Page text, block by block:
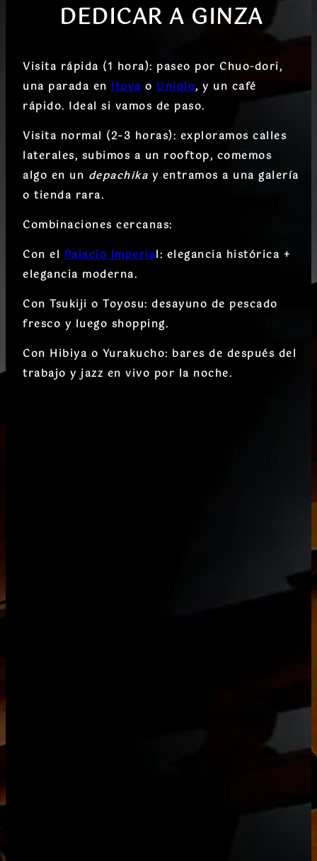
DEDICAR A GINZA
Visita rápida (1 hora): paseo por Chuo-dori,
una parada en Itoyao Uniqlo, y un café
rápido. Ideal si vamos de paso.
Visita normal (2–3 horas): exploramos calles
laterales, subimos a un rooftop, comemos
algo en un depachika y entramos a una galería
o tienda rara.
Combinaciones cercanas:
Con elPalacio Imperial: elegancia histórica +
elegancia moderna.
Con Tsukiji o Toyosu: desayuno de pescado
fresco y luego shopping.
Con Hibiya o Yurakucho: bares de después del
trabajo y jazz en vivo por la noche.